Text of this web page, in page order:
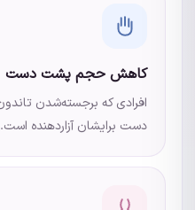
کاهش حجم پشت دست
افرادی که برجسته‌شدن
دست برایشان آزاردهنده است.